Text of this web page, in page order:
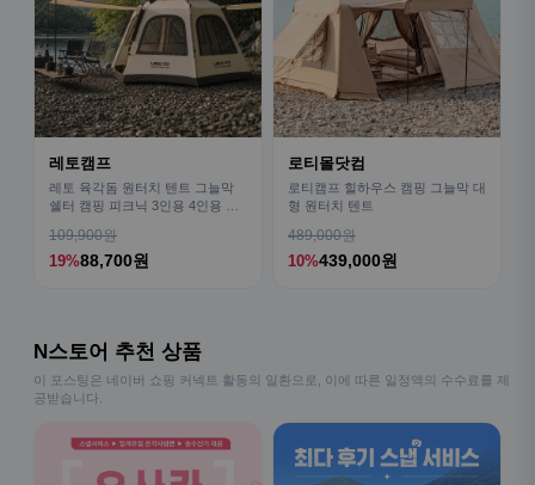
레토캠프
레토 육각돔 원터치 텐트 그늘막
쉘터 캠핑 피크닉 3인용 4인용 패
109,900원
19%88,700원
로티몰닷컴
로티캠프 힐하우스 캠핑 그늘막 대
형 원터치 텐트
489,000원
10%439,000원
N스토어 추천 상품
이 포스팅은 네이버 쇼핑 커넥트 활동의 일환으로, 이에 따른 일정액의 수수료를 제
공받습니다.